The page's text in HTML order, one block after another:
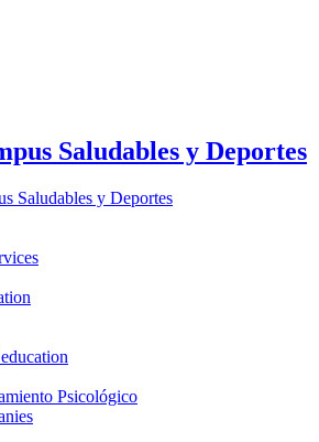
Saludables y Deportes
Saludables y Deportes
Psicológico